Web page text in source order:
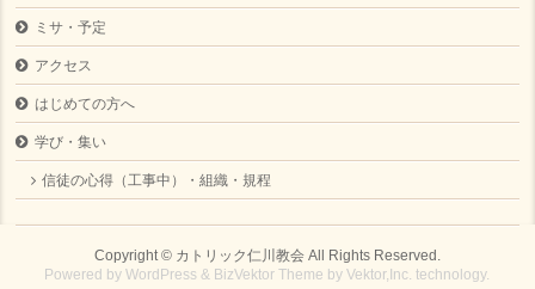
ミサ・予定
アクセス
はじめての方へ
学び・集い
信徒の心得（工事中）・組織・規程
Copyright © カトリック仁川教会All Rights Reserved.
Powered byWordPress & BizVektor Theme byVektor,Inc. technology.